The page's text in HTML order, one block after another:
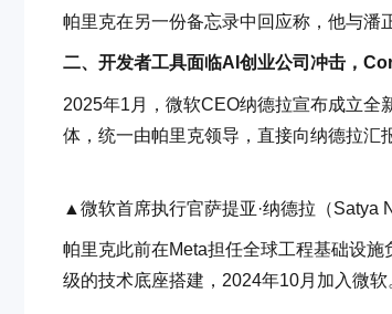
帕里克在另一份备忘录中回应称，他与潘
二、开发者工具面临AI创业公司冲击，
2025年1月，微软CEO纳德拉宣布成立全
体，统一由帕里克领导，直接向纳德拉汇
▲微软首席执行官萨提亚·纳德拉（Satya
帕里克此前在Meta担任全球工程基础设
级的技术底座搭建，2024年10月加入微软